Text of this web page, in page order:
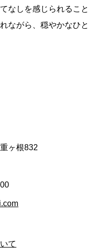
なしを感じられること
ながら、穏やかなひと
ヶ根832
て